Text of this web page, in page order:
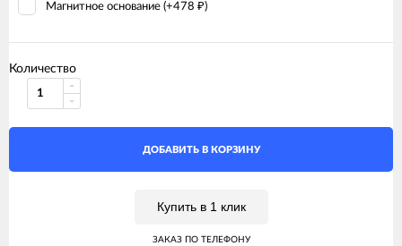
Магнитное основание (+478 ₽)
Количество
ДОБАВИТЬ В КОРЗИНУ
Купить в 1 клик
ЗАКАЗ ПО ТЕЛЕФОНУ